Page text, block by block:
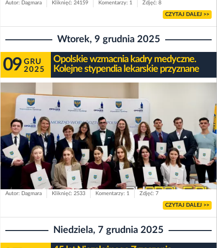
Autor: Dagmara Kliknięć: 24159 Komentarzy: 1 Zdjęć: 8
CZYTAJ DALEJ >>
Wtorek, 9 grudnia 2025
09 GRU
2025
Opolskie wzmacnia kadry medyczne.
Kolejne stypendia lekarskie przyznane
Autor: Dagmara Kliknięć: 2533 Komentarzy: 1 Zdjęć: 7
CZYTAJ DALEJ >>
Niedziela, 7 grudnia 2025